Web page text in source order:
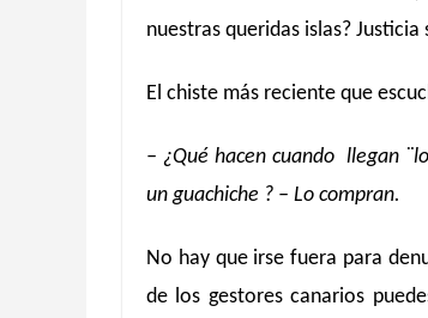
nuestras queridas islas?
El chiste más reciente que
– ¿Qué hacen cuando llegan
un guachiche ? – Lo compran.
No hay que irse fuera para
de los gestores canarios